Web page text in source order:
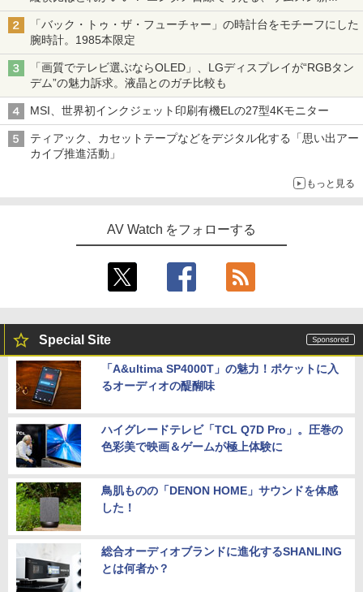
「Galaxy Z Fold」
「バック・トゥ・ザ・フューチャー」の時計台をモチーフにした
腕時計。1985本限定
「画質でテレビ選ぶならOLED」、LGディスプレイが“RGBタン
デム”の魅力訴求。液晶とのガチ比較も
MSI、世界初インクジェット印刷有機ELの27型4Kモニター
ティアック、カセットテープなどをデジタル化する「思い出アー
カイブ推進活動」
もっと見る
AV Watch をフォローする
Special Site
「A&ultima SP4000T」の魅力！ポケットに入
るオーディオの醍醐味
ハイグレードテレビ「TCL Q7D Pro」。圧巻の
色彩美で映画＆ゲームが極上体験に
鳥肌ものの「DENON HOME」サウンドを体感
した！
総合オーディオブランドに進化するSHANLING
とは何者か？